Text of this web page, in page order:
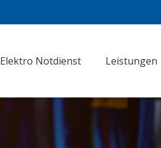
Elektro Notdienst Leistungen